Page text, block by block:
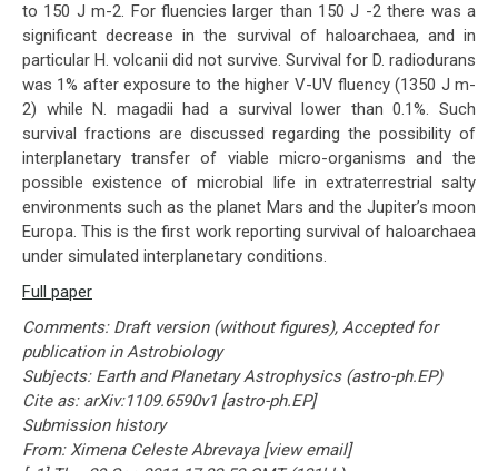
to 150 J m-2. For fluencies larger than 150 J -2 there was a
significant decrease in the survival of haloarchaea, and in
particular H. volcanii did not survive. Survival for D. radiodurans
was 1% after exposure to the higher V-UV fluency (1350 J m-
2) while N. magadii had a survival lower than 0.1%. Such
survival fractions are discussed regarding the possibility of
interplanetary transfer of viable micro-organisms and the
possible existence of microbial life in extraterrestrial salty
environments such as the planet Mars and the Jupiter’s moon
Europa. This is the first work reporting survival of haloarchaea
under simulated interplanetary conditions.
Full paper
Comments: Draft version (without figures), Accepted for
publication in Astrobiology
Subjects: Earth and Planetary Astrophysics (astro-ph.EP)
Cite as: arXiv:1109.6590v1 [astro-ph.EP]
Submission history
From: Ximena Celeste Abrevaya [view email]